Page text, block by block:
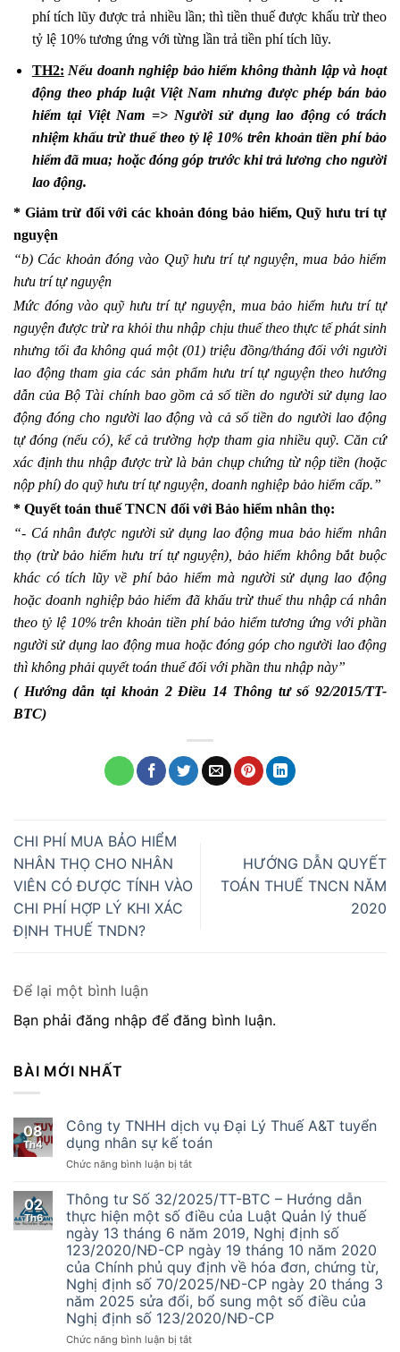
phí tích lũy được trả nhiều lần; thì tiền thuế được khấu trừ theo
tỷ lệ 10% tương ứng với từng lần trả tiền phí tích lũy.
TH2: Nếu doanh nghiệp bảo hiểm không thành lập và hoạt
động theo pháp luật Việt Nam nhưng được phép bán bảo
hiểm tại Việt Nam => Người sử dụng lao động có trách
nhiệm khấu trừ thuế theo tỷ lệ 10% trên khoản tiền phí bảo
hiểm đã mua; hoặc đóng góp trước khi trả lương cho người
lao động.
* Giảm trừ đối với các khoản đóng bảo hiểm, Quỹ hưu trí tự
nguyện
“b) Các khoản đóng vào Quỹ hưu trí tự nguyện, mua bảo hiểm
hưu trí tự nguyện
Mức đóng vào quỹ hưu trí tự nguyện, mua bảo hiểm hưu trí tự
nguyện được trừ ra khỏi thu nhập chịu thuế theo thực tế phát sinh
nhưng tối đa không quá một (01) triệu đồng/tháng đối với người
lao động tham gia các sản phẩm hưu trí tự nguyện theo hướng
dẫn của Bộ Tài chính bao gồm cả số tiền do người sử dụng lao
động đóng cho người lao động và cả số tiền do người lao động
tự đóng (nếu có), kể cả trường hợp tham gia nhiều quỹ. Căn cứ
xác định thu nhập được trừ là bản chụp chứng từ nộp tiền (hoặc
nộp phí) do quỹ hưu trí tự nguyện, doanh nghiệp bảo hiểm cấp.”
* Quyết toán thuế TNCN đối với Bảo hiểm nhân thọ:
“- Cá nhân được người sử dụng lao động mua bảo hiểm nhân
thọ (trừ bảo hiểm hưu trí tự nguyện), bảo hiểm không bắt buộc
khác có tích lũy về phí bảo hiểm mà người sử dụng lao động
hoặc doanh nghiệp bảo hiểm đã khấu trừ thuế thu nhập cá nhân
theo tỷ lệ 10% trên khoản tiền phí bảo hiểm tương ứng với phần
người sử dụng lao động mua hoặc đóng góp cho người lao động
thì không phải quyết toán thuế đối với phần thu nhập này”
( Hướng dẫn tại khoản 2 Điều 14 Thông tư số 92/2015/TT-
BTC)
CHI PHÍ MUA BẢO HIỂM
NHÂN THỌ CHO NHÂN
VIÊN CÓ ĐƯỢC TÍNH VÀO
CHI PHÍ HỢP LÝ KHI XÁC
ĐỊNH THUẾ TNDN?
HƯỚNG DẪN QUYẾT
TOÁN THUẾ TNCN NĂM
2020
Để lại một bình luận
Bạn phải đăng nhập để đăng bình luận.
BÀI MỚI NHẤT
08
Th4
Công ty TNHH dịch vụ Đại Lý Thuế A&T tuyển
dụng nhân sự kế toán
Chức năng bình luận bị tắtở
ty
TNHH
dịch
vụ
Đại
Lý
Thuế
A&T
tuyển
nhân
02
Th6
Thông tư Số 32/2025/TT-BTC – Hướng dẫn
thực hiện một số điều của Luật Quản lý thuế
ngày 13 tháng 6 năm 2019, Nghị định số
123/2020/NĐ-CP ngày 19 tháng 10 năm 2020
của Chính phủ quy định về hóa đơn, chứng từ,
Nghị định số 70/2025/NĐ-CP ngày 20 tháng 3
năm 2025 sửa đổi, bổ sung một số điều của
Nghị định số 123/2020/NĐ-CP
Chức năng bình luận bị tắtở